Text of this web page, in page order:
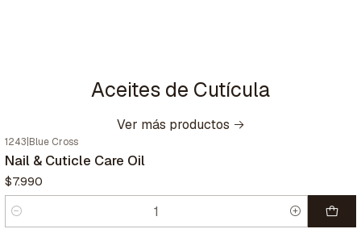
Aceites de Cutícula
Ver más productos
1243 Blue Cross
Nail & Cuticle Care Oil
$7.990
Cantidad